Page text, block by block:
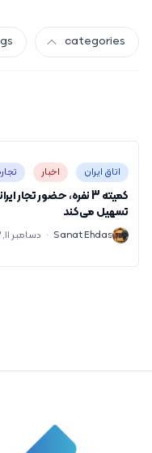
categories
اتاق ایران اخبار
کمیته 3 نفره، حضور تجار
تسهیل می‌کند
S
Sanat Ehdas
· دسامبر 11, 2023